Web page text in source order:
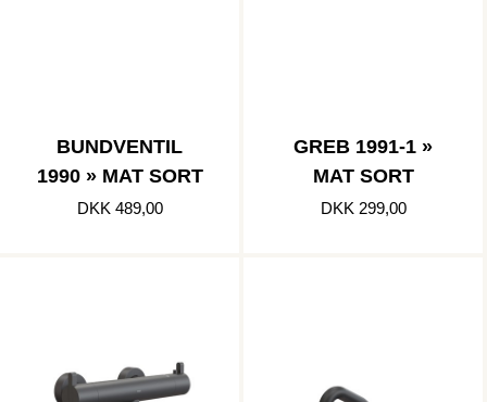
BUNDVENTIL
1990 » MAT SORT
DKK 489,00
GREB 1991-1 »
MAT SORT
DKK 299,00